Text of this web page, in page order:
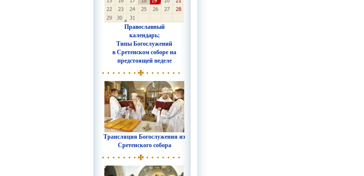
Православный
календарь;
Типы Богослужений
в Сретенском соборе на
предстоящей неделе
Трансляция Богослужения из
Сретенского собора